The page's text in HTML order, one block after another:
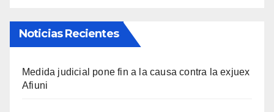
Noticias Recientes
Medida judicial pone fin a la causa contra la exjuex
Afiuni